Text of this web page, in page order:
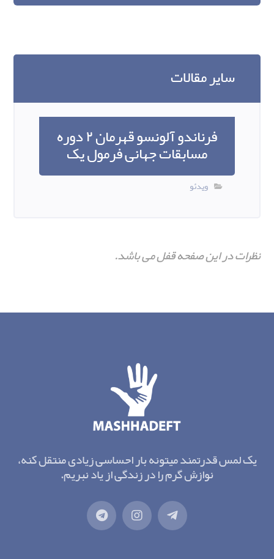
سایر مقالات
فرناندو آلونسو قهرمان ۲ دوره
مسابقات جهانی فرمول یک
ویدئو
نظرات در این صفحه قفل می باشد.
یک لمس قدرتمند میتونه بار احساسی زیادی منتقل کنه،
نوازش گرم را در زندگی از یاد نبریم.